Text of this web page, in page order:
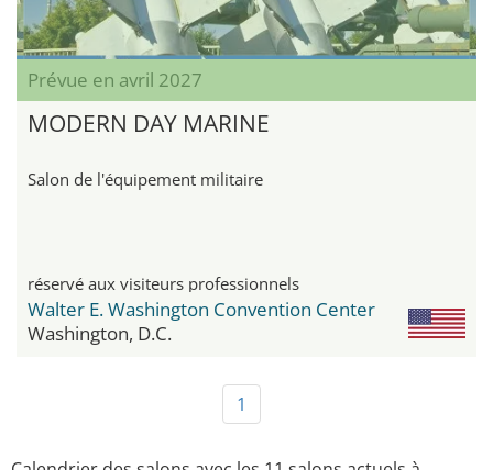
Prévue en avril 2027
MODERN DAY MARINE
Salon de l'équipement militaire
réservé aux visiteurs professionnels
Walter E. Washington Convention Center
Washington, D.C.
1